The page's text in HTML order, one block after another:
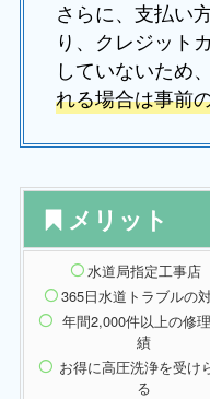
さらに、支払い
り、クレジット
していないため、
れる場合は事前
メリット
水道局指定工事店
365日水道トラブルの
年間2,000件以上の修
績
お得に高圧洗浄を受け
る